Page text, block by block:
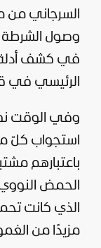
السرجاني من
وصول الشرطة
في كشف أدلة
الرئيسي في
وفي الوقت
استجواب كلّ
باعتبارهم
الذي كانت
مزيدًا من